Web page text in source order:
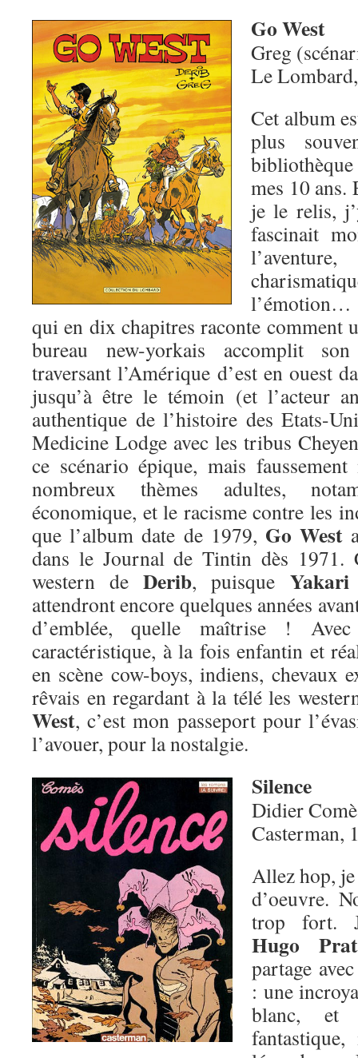
Go West
Greg
Le
Cet album
plus
mes 10 ans.
je le relis,
fascinait
l’émotion…
qui en dix chapitres raconte comment
bureau new-yorkais accomplit
traversant l’Amérique d’est en ouest
jusqu’à être le témoin (et l’acteur
authentique de l’histoire des Etats-
Medicine Lodge avec les tribus
ce scénario épique, mais
nombreux thèmes adultes,
économique, et le racisme contre les
que l’album date de 1979, Go West
dans le Journal de Tintin dès 1971.
western deDerib, puisque Yakari
attendront encore quelques années
d’emblée, quelle maîtrise !
caractéristique, à la fois enfantin et
en scène cow-boys, indiens, chevaux
rêvais en regardant à la télé les
West, c’est mon passeport pour
l’avouer, pour la nostalgie.
Silence
Didier
Casterman,
Allez hop,
d’oeuvre.
trop fort.
Hugo
partage
: une
blanc,